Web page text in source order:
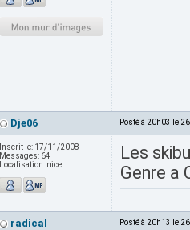
Dje06 Posté à 20h03 le
Inscrit le: 17/11/2008
Messages: 64
Localisation: nice
Les
Genre a
radical Posté à 20h13 le